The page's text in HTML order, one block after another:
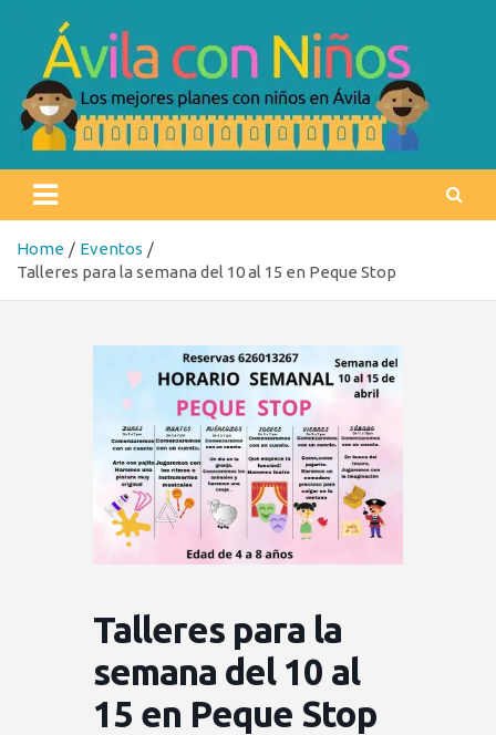
content
Ávila con niños
Home
Eventos
Talleres para la semana del 10 al 15 en Peque Stop
Talleres para la
semana del 10 al
15 en Peque Stop